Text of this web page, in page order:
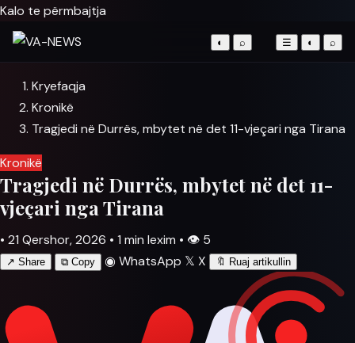
Kalo te përmbajtja
◐ ⌕ ☰ ◐ ⌕
Kryefaqja
Kronikë
Tragjedi në Durrës, mbytet në det 11-vjeçari nga Tirana
Kronikë
Tragjedi në Durrës, mbytet në det 11-
vjeçari nga Tirana
• 21 Qershor, 2026 • 1 min lexim • 👁 5
↗ Share ⧉ Copy ◉ WhatsApp 𝕏 X 🔖 Ruaj artikullin